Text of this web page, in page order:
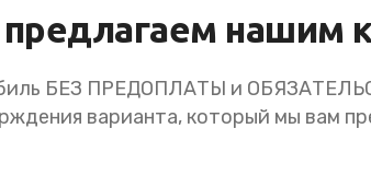
нашим
БЕЗ ПРЕДОПЛАТЫ и
варианта, который мы вам